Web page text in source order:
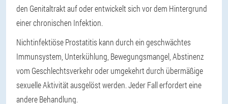
den Genitaltrakt auf oder entwickelt sich vor dem Hintergrund
einer chronischen Infektion.
Nichtinfektiöse Prostatitis kann durch ein geschwächtes
Immunsystem, Unterkühlung, Bewegungsmangel, Abstinenz
vom Geschlechtsverkehr oder umgekehrt durch übermäßige
sexuelle Aktivität ausgelöst werden. Jeder Fall erfordert eine
andere Behandlung.